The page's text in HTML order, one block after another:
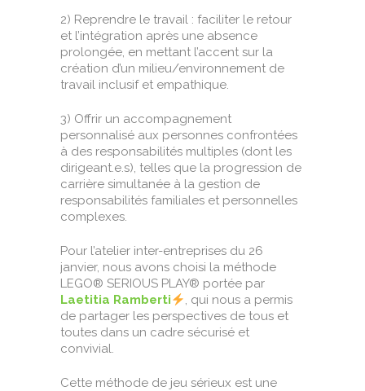
2) Reprendre le travail : faciliter le retour
et l’intégration après une absence
prolongée, en mettant l’accent sur la
création d’un milieu/environnement de
travail inclusif et empathique.
3) Offrir un accompagnement
personnalisé aux personnes confrontées
à des responsabilités multiples (dont les
dirigeant.e.s), telles que la progression de
carrière simultanée à la gestion de
responsabilités familiales et personnelles
complexes.
Pour l’atelier inter-entreprises du 26
janvier, nous avons choisi la méthode
LEGO® SERIOUS PLAY® portée par
Laetitia Ramberti
, qui nous a permis
de partager les perspectives de tous et
toutes dans un cadre sécurisé et
convivial.
Cette méthode de jeu sérieux est une